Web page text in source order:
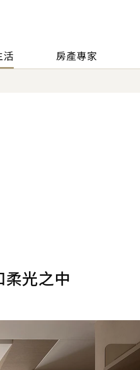
活 房產專家
光之中